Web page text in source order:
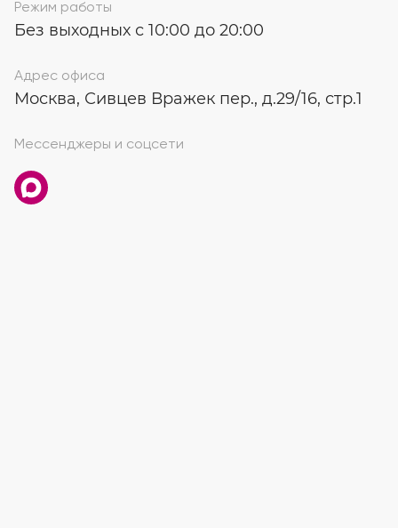
Режим работы
Без выходных с 10:00 до 20:00
Адрес офиса
Москва, Сивцев Вражек пер., д.29/16, стр.1
Мессенджеры и соцсети